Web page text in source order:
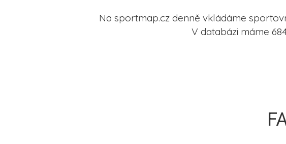
Na sportmap.cz denně vkládáme
V databázi máme